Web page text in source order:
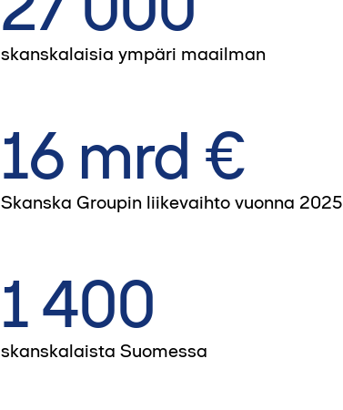
skanskalaisia ympäri maailman
16 mrd €
Skanska Groupin liikevaihto vuonna 2025
1 400
skanskalaista Suomessa